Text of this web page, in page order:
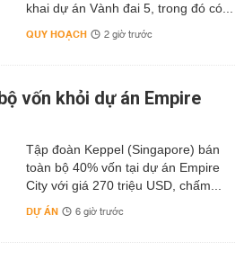
khai dự án Vành đai 5, trong đó có...
QUY HOẠCH 2 giờ trước
vốn khỏi dự án Empire
Tập đoàn Keppel (Singapore) bán
toàn bộ 40% vốn tại dự án Empire
City với giá 270 triệu USD, chấm...
DỰ ÁN 6 giờ trước